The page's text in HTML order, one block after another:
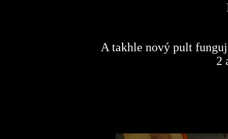
A takhle nový pult
2